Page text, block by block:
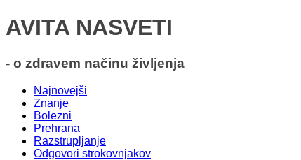
AVITA NASVETI
- o zdravem načinu življenja
Najnovejši
Znanje
Bolezni
Prehrana
Razstrupljanje
Odgovori strokovnjakov